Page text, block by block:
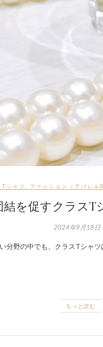
Tシャツ ファッション（アパレル
結を促すクラスT
2024年9月18日
もっと読む